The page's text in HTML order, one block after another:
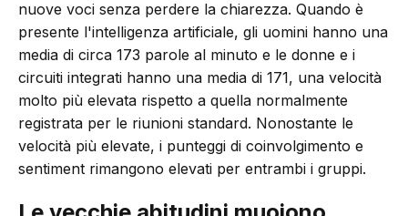
nuove voci senza perdere la chiarezza. Quando è
presente l'intelligenza artificiale, gli uomini hanno una
media di circa 173 parole al minuto e le donne e i
circuiti integrati hanno una media di 171, una velocità
molto più elevata rispetto a quella normalmente
registrata per le riunioni standard. Nonostante le
velocità più elevate, i punteggi di coinvolgimento e
sentiment rimangono elevati per entrambi i gruppi.